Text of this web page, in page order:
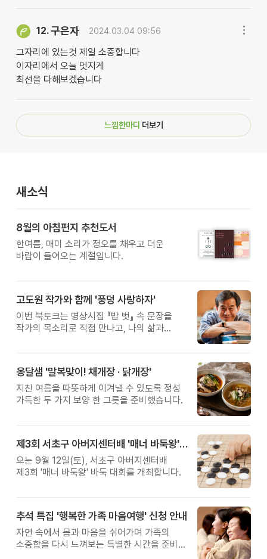
12.구은자 2024.03.04 09:56
그자리에 있는것 제일 소중합니다
이자리에서 오늘 멋지게
최선을 다해보겠습니다
느낌한마디 더보기
새소식
8월의 아침편지 추천도서
한여름, 매미 소리가 정오를 채우고 더운
바람이 들어오는 계절입니다.
고도원 작가와 함께 '풍덩 사랑하자'
이번 북토크는 명상시집 『밥 벗』 속 문장을
작가의 목소리로 직접 만나고, 나의 삶과
옹달샘 '말복맞이! 채개장 · 닭개장'
지친 여름을 따뜻하게 이겨낼 수 있도록 정성
가득한 두 가지 보양 한 그릇을 준비했습니다.
제3회 서초구 아버지센터배 '매너 바둑왕' 대회
오는 9월 12일(토), 서초구 아버지센터배
제3회 '매너 바둑왕' 바둑 대회를 개최합니다.
추석 특집 '행복한 가족 마음여행' 신청 안내
자연 속에서 몸과 마음을 쉬어가며 가족의
소중함을 다시 느껴보는 특별한 시간을 준비해